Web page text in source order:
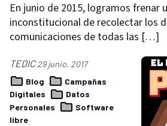
En junio de 2015, logramos
inconstitucional de recolectar los
comunicaciones de todas las […]
TEDIC29 junio, 2017
Blog
Campañas
Digitales
Datos
Personales
Software
libre